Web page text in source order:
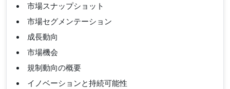
市場スナップショット
市場セグメンテーション
成長動向
市場機会
規制動向の概要
イノベーションと持続可能性